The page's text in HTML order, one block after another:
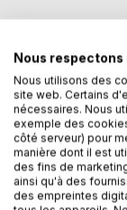
DESCRIPTION
Delphine est
père. Elle a
mène une vie un
d'enfant.
qu'elle vient de
Nous
Nous utilisons des
site web. Certains
nécessaires. Nous
exemple des
côté serveur) pour
manière dont il est
des fins de
ainsi qu'à des
des empreintes